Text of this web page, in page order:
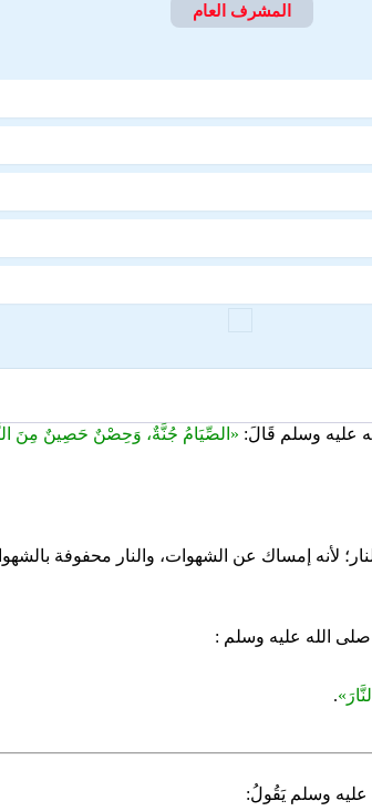
المشرف العام
عليه وسلم قَالَ: «الصِّيَامُ جُنَّةٌ، وَحِصْنٌ حَصِينٌ مِنَ
لأنه إمساك عن الشهوات، والنار محفوفة
الله عليه وسلم :
.
وسلم يَقُولُ: